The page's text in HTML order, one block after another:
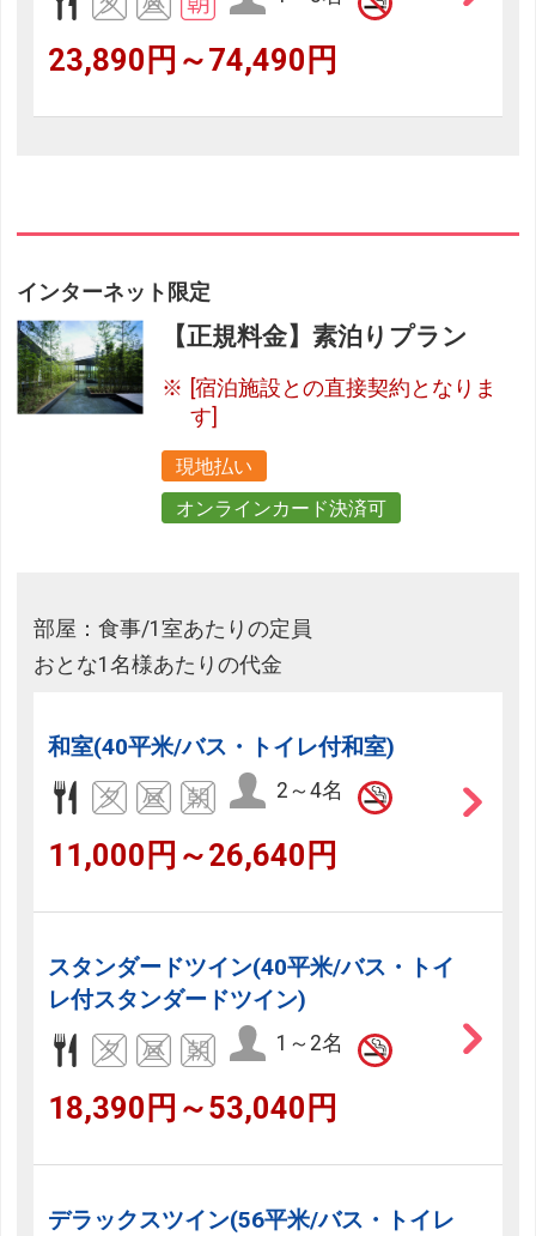
23,890円～74,490円
インターネット限定
【正規料金】素泊りプラン
[宿泊施設との直接契約となりま
す]
現地払い
オンラインカード決済可
部屋：食事/1室あたりの定員
おとな1名様あたりの代金
和室(40平米/バス・トイレ付和室)
2～4名
11,000円～26,640円
スタンダードツイン(40平米/バス・トイ
レ付スタンダードツイン)
1～2名
18,390円～53,040円
デラックスツイン(56平米/バス・トイレ